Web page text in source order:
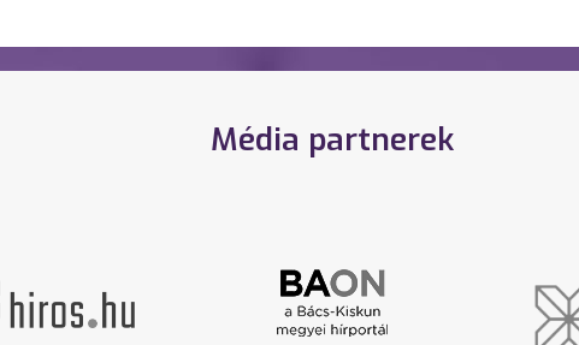
Média partnerek